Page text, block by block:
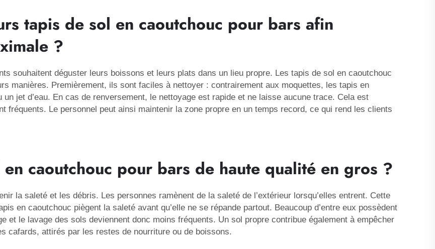
tapis de sol en caoutchouc pour bars afin
?
souhaitent déguster leurs boissons et leurs plats dans un lieu propre. Les tapis de sol en caoutchouc
manières. Premièrement, ils sont faciles à nettoyer : contrairement aux moquettes, les tapis en
jet d’eau. En cas de renversement, le nettoyage est rapide et ne laisse aucune trace. Cela est
fréquents. Le personnel peut ainsi maintenir la zone propre en un temps record, ce qui rend les clients
caoutchouc pour bars de haute qualité en gros ?
la saleté et les débris. Les personnes ramènent de la saleté de l’extérieur lorsqu’elles entrent. Cette
en caoutchouc piègent la saleté avant qu’elle ne se répande partout. Beaucoup d’entre eux possèdent
et le lavage des sols deviennent donc moins fréquents. Un sol propre contribue également à empêcher
cafards, attirés par les restes de nourriture ou de boissons.